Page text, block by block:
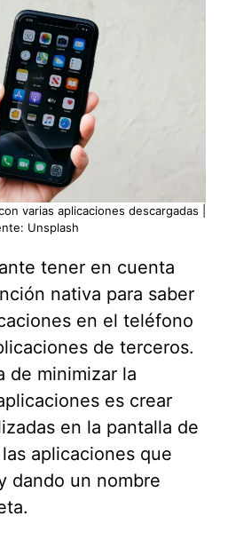
varias aplicaciones descargadas |
Unsplash
tener en cuenta
nativa para saber
en el teléfono
de terceros.
de minimizar la
es crear
en la pantalla de
aplicaciones que
dando un nombre